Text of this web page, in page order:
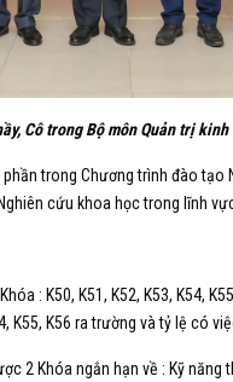
Cô trong Bộ môn Quản trị kinh
trong Chương trình đào
cứu khoa học trong lĩnh
: K50, K51, K52, K53, K54,
K55, K56 ra trường và tỷ lệ có
2 Khóa ngắn hạn về : Kỹ năng